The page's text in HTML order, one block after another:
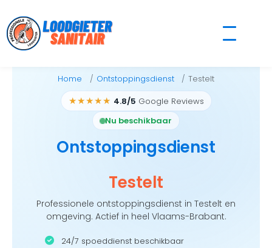
to
content
Home Ontstoppingsdienst Testelt
★★★★★ 4.8/5 Google Reviews
Nu beschikbaar
Ontstoppingsdienst
Testelt
Professionele ontstoppingsdienst in Testelt en
omgeving. Actief in heel Vlaams-Brabant.
24/7 spoeddienst beschikbaar